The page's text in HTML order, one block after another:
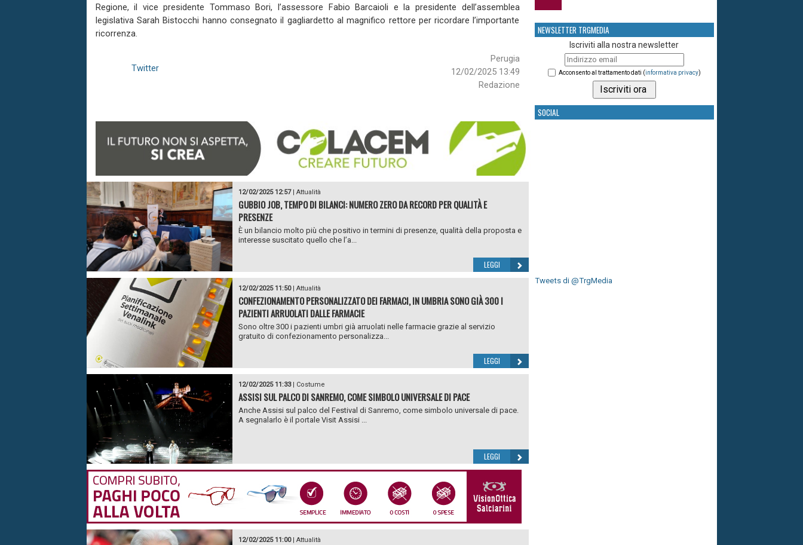
Regione, il vice presidente Tommaso Bori, l’assessore Fabio Barcaioli e la presidente dell’assemblea
legislativa Sarah Bistocchi hanno consegnato il gagliardetto al magnifico rettore per ricordare l’importante
ricorrenza.
Perugia
12/02/2025 13:49
Redazione
Twitter
12/02/2025 12:57| Attualità
GUBBIO JOB, TEMPO DI BILANCI: NUMERO ZERO DA RECORD PER QUALITÀ E
PRESENZE
È un bilancio molto più che positivo in termini di presenze, qualità della proposta e
interesse suscitato quello che l’a...
LEGGI
12/02/2025 11:50| Attualità
CONFEZIONAMENTO PERSONALIZZATO DEI FARMACI, IN UMBRIA SONO GIÀ 300 I
PAZIENTI ARRUOLATI DALLE FARMACIE
Sono oltre 300 i pazienti umbri già arruolati nelle farmacie grazie al servizio
gratuito di confezionamento personalizza...
LEGGI
12/02/2025 11:33| Costume
ASSISI SUL PALCO DI SANREMO, COME SIMBOLO UNIVERSALE DI PACE
Anche Assisi sul palco del Festival di Sanremo, come simbolo universale di pace.
A segnalarlo è il portale Visit Assisi ...
LEGGI
12/02/2025 11:00| Attualità
NEWSLETTER TRGMEDIA
Iscriviti alla nostra newsletter
Acconsento al trattamento dati (informativa privacy)
SOCIAL
Tweets di @TrgMedia